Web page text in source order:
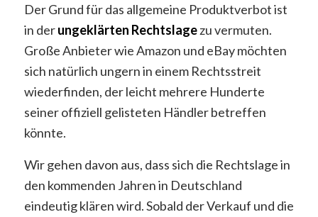
Der Grund für das allgemeine Produktverbot ist
in derungeklärten Rechtslagezu vermuten.
Große Anbieter wie Amazon und eBay möchten
sich natürlich ungern in einem Rechtsstreit
wiederfinden, der leicht mehrere Hunderte
seiner offiziell gelisteten Händler betreffen
könnte.
Wir gehen davon aus, dass sich die Rechtslage in
den kommenden Jahren in Deutschland
eindeutig klären wird. Sobald der Verkauf und die